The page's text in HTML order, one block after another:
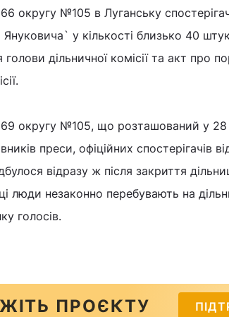
округу №105 в Луганську
Януковича` у кількості близько 40
дільничної комісії та акт про
округу №105, що розташований у 28
преси, офіційних спостерігачів
відразу ж після закриття
люди незаконно перебувають на
голосів.
ПРОЄКТУ